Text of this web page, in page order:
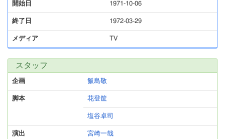
開始日 1971-10-06
終了日 1972-03-29
メディア TV
スタッフ
企画 飯島敬
脚本 花登筐
塩谷卓司
演出 宮崎一哉